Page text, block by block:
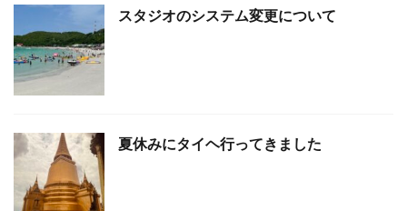
スタジオのシステム変更について
夏休みにタイヘ行ってきました